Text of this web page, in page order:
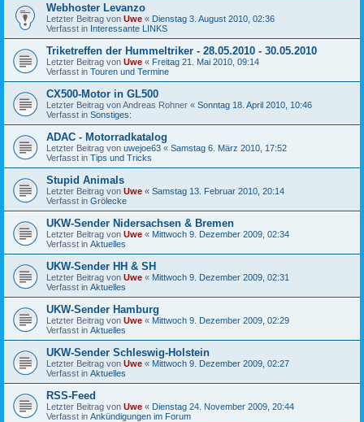
Webhoster Levanzo
Letzter Beitrag von Uwe « Dienstag 3. August 2010, 02:36
Verfasst in Interessante LINKS
Triketreffen der Hummeltriker - 28.05.2010 - 30.05.2010
Letzter Beitrag von Uwe « Freitag 21. Mai 2010, 09:14
Verfasst in Touren und Termine
CX500-Motor in GL500
Letzter Beitrag vonAndreas Rohner « Sonntag 18. April 2010, 10:46
Verfasst in Sonstiges:
ADAC - Motorradkatalog
Letzter Beitrag von uwejoe63 « Samstag 6. März 2010, 17:52
Verfasst in Tips und Tricks
Stupid Animals
Letzter Beitrag von Uwe « Samstag 13. Februar 2010, 20:14
Verfasst in Grölecke
UKW-Sender Nidersachsen & Bremen
Letzter Beitrag von Uwe « Mittwoch 9. Dezember 2009, 02:34
Verfasst in Aktuelles
UKW-Sender HH & SH
Letzter Beitrag von Uwe « Mittwoch 9. Dezember 2009, 02:31
Verfasst in Aktuelles
UKW-Sender Hamburg
Letzter Beitrag von Uwe « Mittwoch 9. Dezember 2009, 02:29
Verfasst in Aktuelles
UKW-Sender Schleswig-Holstein
Letzter Beitrag von Uwe « Mittwoch 9. Dezember 2009, 02:27
Verfasst in Aktuelles
RSS-Feed
Letzter Beitrag von Uwe « Dienstag 24. November 2009, 20:44
Verfasst in Ankündigungen im Forum